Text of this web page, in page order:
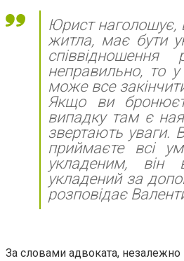
Юрист наголошує,
житла, має бути
неправильно, то
може все
Якщо ви
випадку там є
звертають уваги.
приймаєте всі
укладеним, він
укладений за
розповідає
За словами адвоката, незалежно